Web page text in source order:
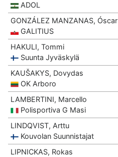
ADOL
GONZÁLEZ MANZANAS, Óscar
GALITIUS
HAKULI, Tommi
Suunta Jyväskylä
KAUŠAKYS, Dovydas
OK Arboro
LAMBERTINI, Marcello
Polisportiva G Masi
LINDQVIST, Arttu
Kouvolan Suunnistajat
LIPNICKAS, Rokas